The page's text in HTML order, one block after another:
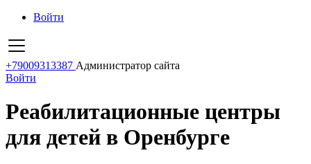
Войти
+79009313387 Администратор сайта
Войти
Реабилитационные центры
для детей в Оренбурге